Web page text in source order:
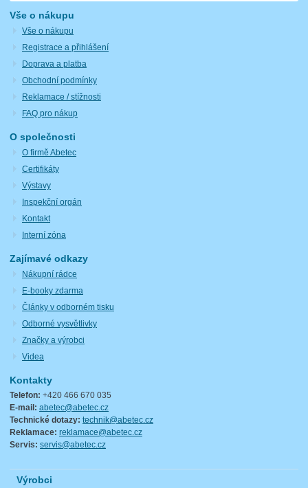
Vše o nákupu
Vše o nákupu
Registrace a přihlášení
Doprava a platba
Obchodní podmínky
Reklamace / stížnosti
FAQ pro nákup
O společnosti
O firmě Abetec
Certifikáty
Výstavy
Inspekční orgán
Kontakt
Interní zóna
Zajímavé odkazy
Nákupní rádce
E-booky zdarma
Články v odborném tisku
Odborné vysvětlivky
Značky a výrobci
Videa
Kontakty
Telefon: +420 466 670 035
E-mail: abetec@abetec.cz
Technické dotazy: technik@abetec.cz
Reklamace: reklamace@abetec.cz
Servis: servis@abetec.cz
Výrobci